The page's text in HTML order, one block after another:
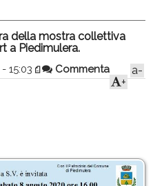
della mostra collettiva
a Piedimulera.
15:03 Commenta
a-
+